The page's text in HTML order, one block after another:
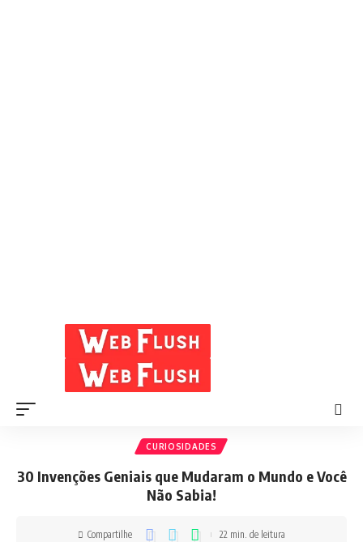
CURIOSIDADES
30 Invenções Geniais que Mudaram o Mundo e Você
Não Sabia!
Compartilhe 22 min. de leitura